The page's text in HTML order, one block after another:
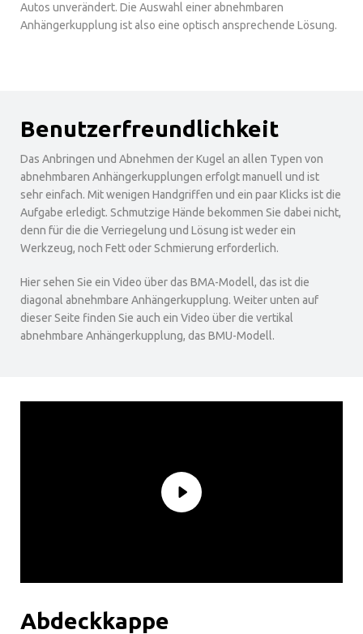
Autos unverändert. Die Auswahl einer abnehmbaren
Anhängerkupplung ist also eine optisch ansprechende Lösung.
Benutzerfreundlichkeit
Das Anbringen und Abnehmen der Kugel an allen Typen von
abnehmbaren Anhängerkupplungen erfolgt manuell und ist
sehr einfach. Mit wenigen Handgriffen und ein paar Klicks ist die
Aufgabe erledigt. Schmutzige Hände bekommen Sie dabei nicht,
denn für die die Verriegelung und Lösung ist weder ein
Werkzeug, noch Fett oder Schmierung erforderlich.
Hier sehen Sie ein Video über das BMA-Modell, das ist die
diagonal abnehmbare Anhängerkupplung. Weiter unten auf
dieser Seite finden Sie auch ein Video über die vertikal
abnehmbare Anhängerkupplung, das BMU-Modell.
Abdeckkappe